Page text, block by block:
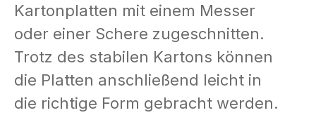
Kartonplatten mit einem Messer
oder einer Schere zugeschnitten.
Trotz des stabilen Kartons können
die Platten anschließend leicht in
die richtige Form gebracht werden.